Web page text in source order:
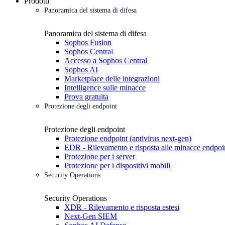
Panoramica del sistema di difesa
Panoramica del sistema di difesa
Sophos Fusion
Sophos Central
Accesso a Sophos Central
Sophos AI
Marketplace delle integrazioni
Intelligence sulle minacce
Prova gratuita
Protezione degli endpoint
Protezione degli endpoint
Protezione endpoint (antivirus next-gen)
EDR - Rilevamento e risposta alle minacce
Protezione per i server
Protezione per i dispositivi mobili
Security Operations
Security Operations
XDR - Rilevamento e risposta estesi
Next-Gen SIEM